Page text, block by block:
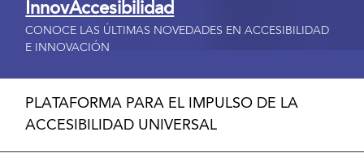
InnovAccesibilidad
CONOCE LAS ÚLTIMAS NOVEDADES EN ACCESIBILIDAD
E INNOVACIÓN
PLATAFORMA PARA EL IMPULSO DE LA
ACCESIBILIDAD UNIVERSAL